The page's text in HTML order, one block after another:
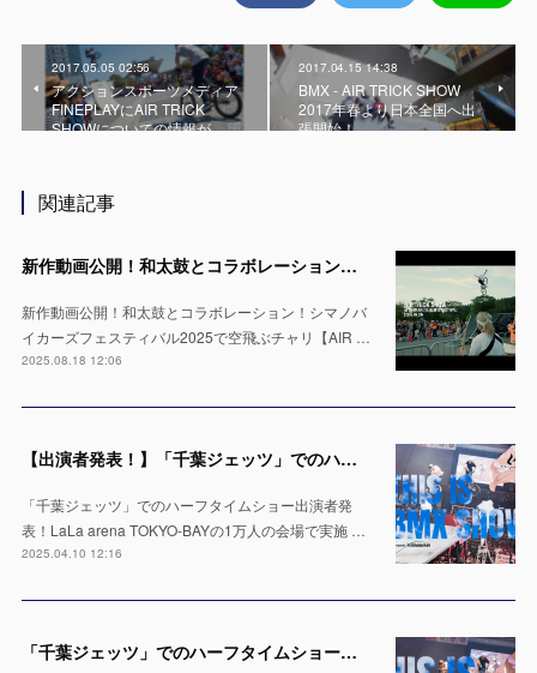
2017.05.05 02:56
アクションスポーツメディア
FINEPLAYにAIR TRICK
SHOWについての情報が…
2017.04.15 14:38
BMX - AIR TRICK SHOW
2017年春より日本全国へ出
張開始！
関連記事
新作動画公開！和太鼓とコラボレーション！シマノバイカーズフェスティバル2025で空飛ぶチャリ【AIR TRICK SHOW】
新作動画公開！和太鼓とコラボレーション！シマノバ
イカーズフェスティバル2025で空飛ぶチャリ【AIR …
2025.08.18 12:06
【出演者発表！】「千葉ジェッツ」でのハーフタイムショー LaLa arena TOKYO-BAYの1万人の会場で実施 ※4月12日 & 13日
「千葉ジェッツ」でのハーフタイムショー出演者発
表！LaLa arena TOKYO-BAYの1万人の会場で実施 …
2025.04.10 12:16
「千葉ジェッツ」でのハーフタイムショー出演決定！LaLa arena TOKYO-BAYの1万人の会場で実施 ※4月12日 & 13日